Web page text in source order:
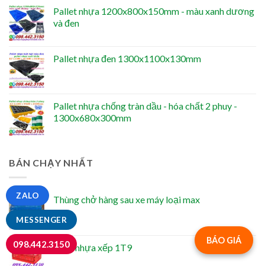
Pallet nhựa 1200x800x150mm - màu xanh dương
và đen
Pallet nhựa đen 1300x1100x130mm
Pallet nhựa chống tràn dầu - hóa chất 2 phuy -
1300x680x300mm
BÁN CHẠY NHẤT
Thùng chở hàng sau xe máy loại max
Sóng nhựa xếp 1T9
BÁO GIÁ
MESSENGER
ZALO
098.442.3150